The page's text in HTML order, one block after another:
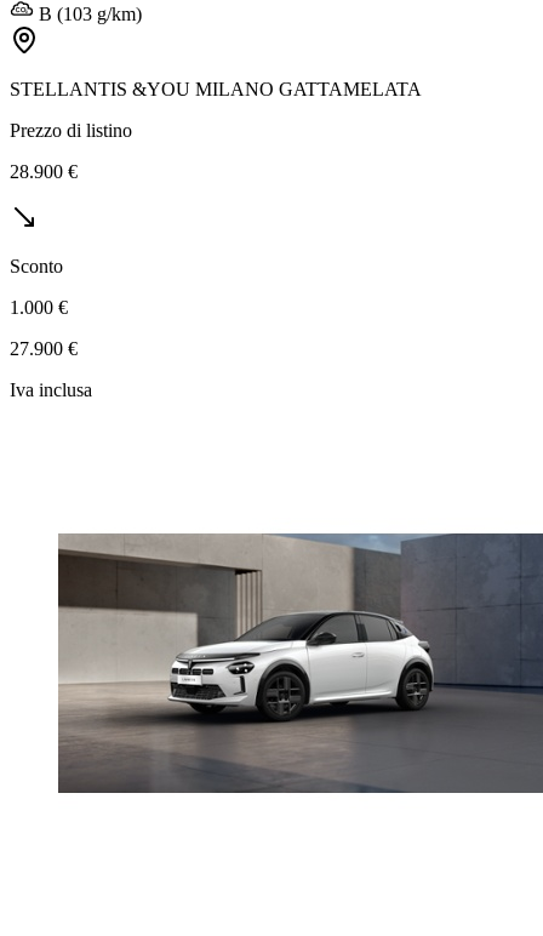
B (103 g/km)
STELLANTIS &YOU MILANO GATTAMELATA
Prezzo di listino
28.900 €
Sconto
1.000 €
27.900 €
Iva inclusa